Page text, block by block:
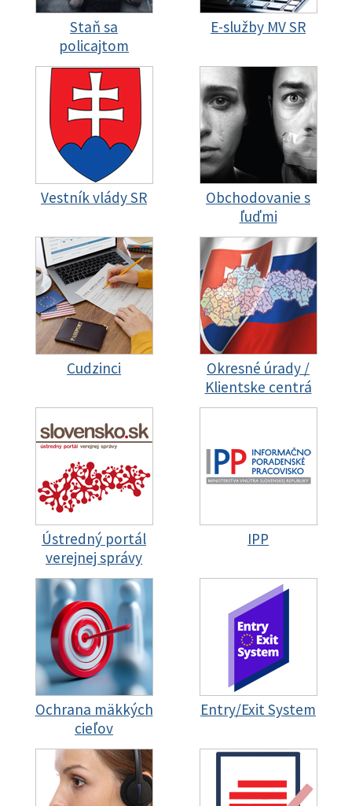
Staň sa
policajtom
E-služby MV SR
Vestník vlády SR
Obchodovanie s
ľuďmi
Cudzinci
Okresné úrady /
Klientske centrá
Ústredný portál
verejnej správy
IPP
Ochrana mäkkých
cieľov
Entry/Exit System